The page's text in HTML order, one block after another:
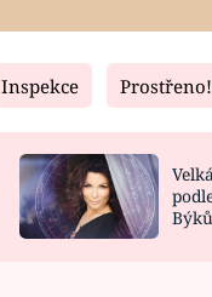
Fresh
NOVINKY
VIDEORECEPTY
Inspekce Prostřeno!